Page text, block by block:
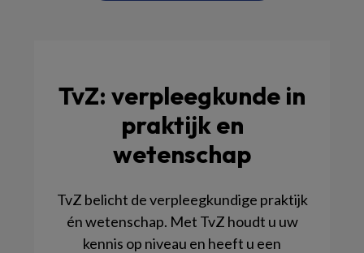
TvZ: verpleegkunde in
praktijk en
wetenschap
TvZ belicht de verpleegkundige praktijk
én wetenschap. Met TvZ houdt u uw
kennis op niveau en heeft u een